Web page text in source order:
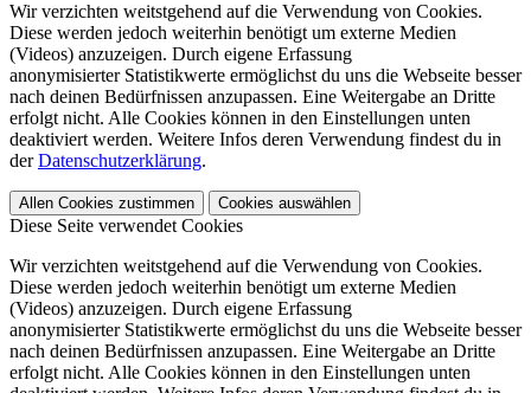
Wir verzichten weitstgehend auf die Verwendung von Cookies.
Diese werden jedoch weiterhin benötigt um externe Medien
(Videos) anzuzeigen. Durch eigene Erfassung
anonymisierter Statistikwerte ermöglichst du uns die Webseite besser
nach deinen Bedürfnissen anzupassen. Eine Weitergabe an Dritte
erfolgt nicht. Alle Cookies können in den Einstellungen unten
deaktiviert werden. Weitere Infos deren Verwendung findest du in
derDatenschutzerklärung.
Allen Cookies zustimmen Cookies auswählen
Diese Seite verwendet Cookies
Wir verzichten weitstgehend auf die Verwendung von Cookies.
Diese werden jedoch weiterhin benötigt um externe Medien
(Videos) anzuzeigen. Durch eigene Erfassung
anonymisierter Statistikwerte ermöglichst du uns die Webseite besser
nach deinen Bedürfnissen anzupassen. Eine Weitergabe an Dritte
erfolgt nicht. Alle Cookies können in den Einstellungen unten